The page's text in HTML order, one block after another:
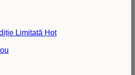
Limitată